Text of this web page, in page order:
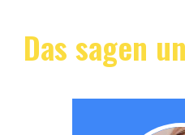
Das sagen